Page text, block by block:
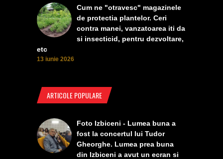
Cum ne "otravesc" magazinele
de protectia plantelor. Ceri
contra manei, vanzatoarea iti da
si insecticid, pentru dezvoltare,
etc
13 iunie 2026
ARTICOLE POPULARE
Foto Izbiceni - Lumea buna a
fost la concertul lui Tudor
Gheorghe. Lumea prea buna
din Izbiceni a avut un ecran si